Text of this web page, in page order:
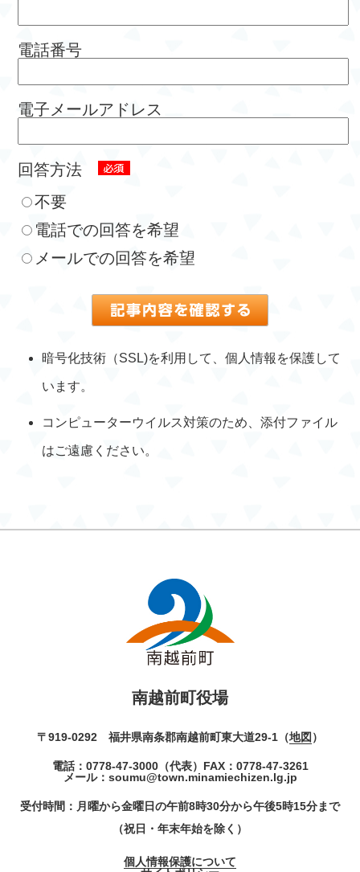
電話番号
電子メールアドレス
回答方法
不要
電話での回答を希望
メールでの回答を希望
暗号化技術（SSL)を利用して、個人情報を保護して
います。
コンピューターウイルス対策のため、添付ファイル
はご遠慮ください。
南越前町役場
〒919-0292 福井県南条郡南越前町東大道29-1（地図 ）
電話： 0778-47-3000（代表） FAX：0778-47-3261
メール： soumu@town.minamiechizen.lg.jp
受付時間：月曜から金曜日の午前8時30分から午後5時15分まで
（祝日・年末年始を除く）
個人情報保護について